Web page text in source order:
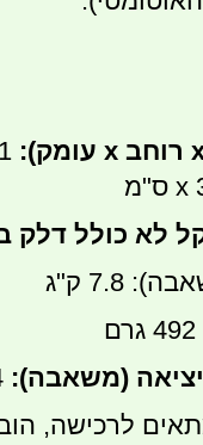
לא כולל דלק
7.8 ק"ג
(משאבה):
לרכישה,